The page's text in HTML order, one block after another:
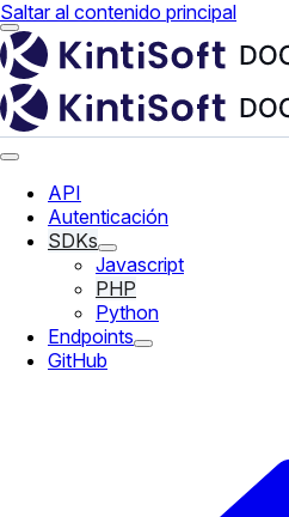
Saltar al contenido principal
API
Autenticación
SDKs
Javascript
PHP
Python
Endpoints
GitHub